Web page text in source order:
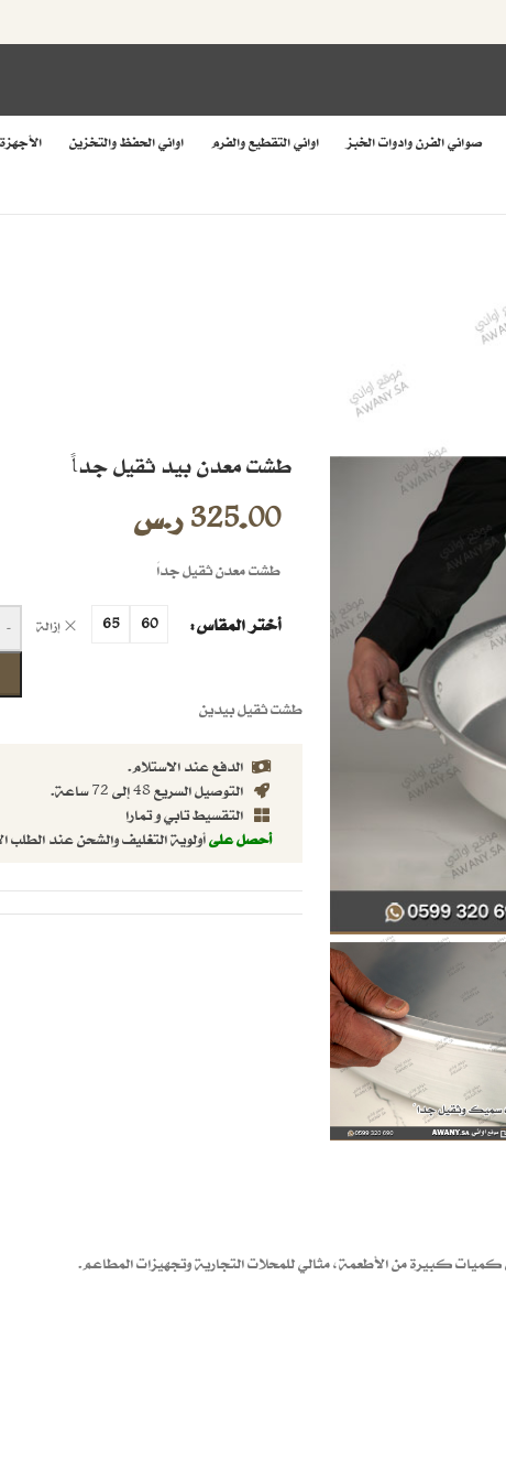
صواني الفرن وادوات الخبز اواني التقطيع والفرم اواني الحفظ والتخزين
طشت معدن بيد ثقيل جداً
325.00 ر.س
طشت معدن ثقيل جداَ
أختر المقاس 60
65 إزالة -
طشت ثقيل بيدين
الدفع عند الاستلام.
التوصيل السريع 48 إلى 72 ساعة.
التقسيط تابي و تمارا
أحصل علىأولوية التغليف والشحن عند الطلب
كبيرة من الأطعمة، مثالي للمحلات التجارية وتجهيزات المطاعم.